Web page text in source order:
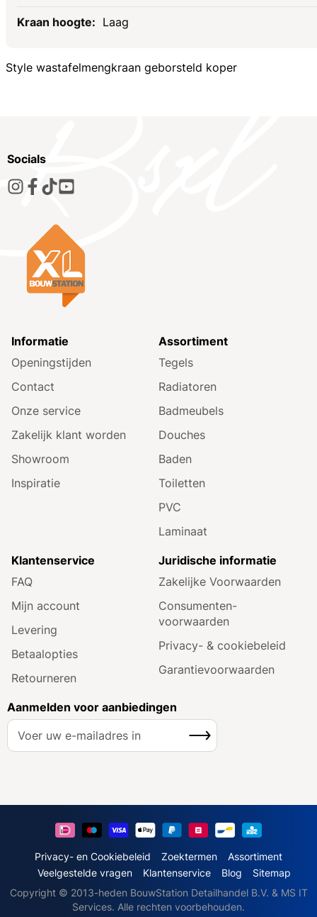
Laag
Style wastafelmengkraan geborsteld koper
Socials
Informatie
Openingstijden
Contact
Onze service
Zakelijk klant worden
Showroom
Inspiratie
Assortiment
Tegels
Radiatoren
Badmeubels
Douches
Baden
Toiletten
PVC
Laminaat
Klantenservice
FAQ
Mijn account
Levering
Betaalopties
Retourneren
Juridische informatie
Zakelijke Voorwaarden
Consumenten­
voorwaarden
Privacy- & cookiebeleid
Garantie­voorwaarden
Aanmelden voor aanbiedingen
A
e
o
Inschrijven
Privacy- en Cookiebeleid Zoektermen
Assortiment
Veelgestelde vragen
Klantenservice Blog
Sitemap
Copyright © 2013-heden BouwStation Detailhandel B.V. & MS IT
Services. Alle rechten voorbehouden.